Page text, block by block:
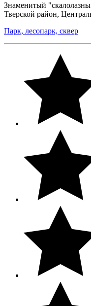
Знаменитый
Тверской район,
Парк, лесопарк, сквер